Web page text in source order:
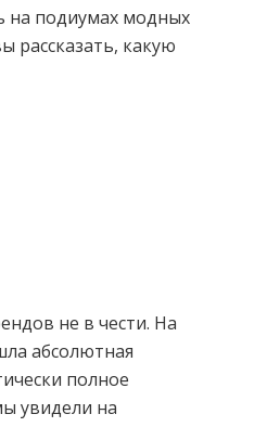
на подиумах модных
рассказать, какую
не в чести. На
абсолютная
полное
увидели на